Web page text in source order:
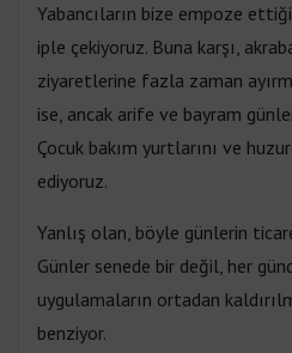
Yabancıların bize empoze
iple çekiyoruz. Buna karşı,
ziyaretlerine fazla zaman
ise, ancak arife ve bayram
Çocuk bakım yurtlarını ve
ediyoruz.
Yanlış olan, böyle günlerin
Günler senede bir değil, her
uygulamaların ortadan
benziyor.